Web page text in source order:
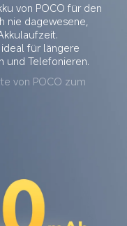
von POCO für den
nie dagewesene,
für längere
und Telefonieren.
von POCO zum